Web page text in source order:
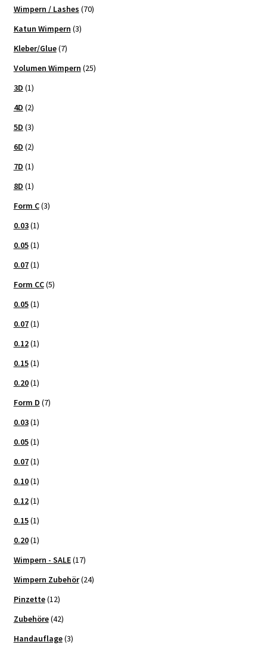
Wimpern / Lashes (70)
Katun Wimpern (3)
Kleber/Glue(7)
Volumen Wimpern (25)
3D (1)
4D (2)
5D (3)
6D (2)
7D (1)
8D (1)
Form C(3)
0.03(1)
0.05(1)
0.07(1)
Form CC(5)
0.05(1)
0.07(1)
0.12(1)
0.15(1)
0.20(1)
Form D (7)
0.03(1)
0.05(1)
0.07(1)
0.10(1)
0.12(1)
0.15(1)
0.20(1)
Wimpern - SALE(17)
Wimpern Zubehör(24)
Pinzette(12)
Zubehöre(42)
Handauflage(3)